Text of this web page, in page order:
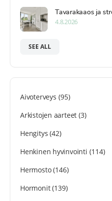
Tavarakaaos ja
4.8.2026
SEE ALL
Aivoterveys (95)
Arkistojen aarteet (3)
Hengitys (42)
Henkinen hyvinvointi (114)
Hermosto(146)
Hormonit(139)